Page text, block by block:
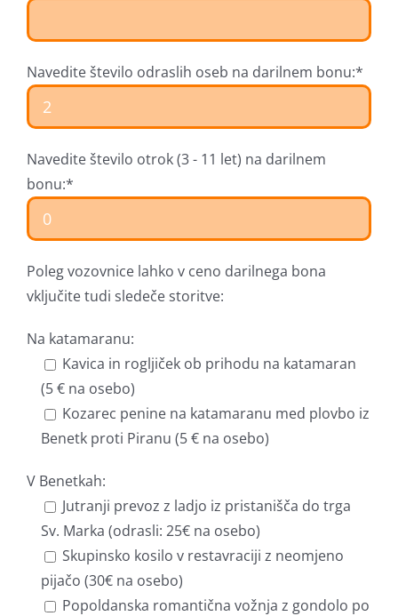
Navedite število odraslih oseb na darilnem bonu:*
Navedite število otrok (3 - 11 let) na darilnem
bonu:*
Poleg vozovnice lahko v ceno darilnega bona
vključite tudi sledeče storitve:
Na katamaranu:
Kavica in rogljiček ob prihodu na katamaran
(5 € na osebo)
Kozarec penine na katamaranu med plovbo iz
Benetk proti Piranu (5 € na osebo)
V Benetkah:
Jutranji prevoz z ladjo iz pristanišča do trga
Sv. Marka (odrasli: 25€ na osebo)
Skupinsko kosilo v restavraciji z neomjeno
pijačo (30€ na osebo)
Popoldanska romantična vožnja z gondolo po